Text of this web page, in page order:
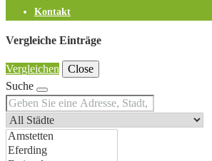
Kontakt
Vergleiche Einträge
Vergleichen
Close
Suche